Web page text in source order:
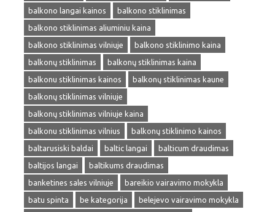
balkono langai kainos
balkono stiklinimas
balkono stiklinimas aliuminiu kaina
balkono stiklinimas vilniuje
balkono stiklinimo kaina
balkonų stiklinimas
balkonų stiklinimas kaina
balkonu stiklinimas kainos
balkonų stiklinimas kaune
balkonų stiklinimas vilniuje
balkonų stiklinimas vilniuje kaina
balkonu stiklinimas vilnius
balkonų stiklinimo kainos
baltarusiski baldai
baltic langai
balticum draudimas
baltijos langai
baltikums draudimas
banketines sales vilniuje
bareikio vairavimo mokykla
batu spinta
be kategorija
belejevo vairavimo mokykla